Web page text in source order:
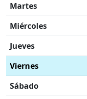
Martes
Miércoles
Jueves
Viernes
Sábado